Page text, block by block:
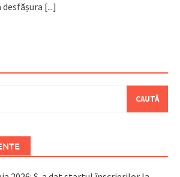
desfășura [...]